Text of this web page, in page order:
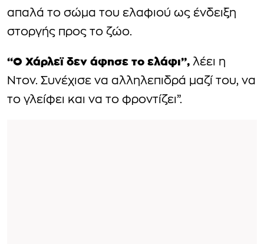
απαλά το σώμα του ελαφιού ως ένδειξη
στοργής προς το ζώο.
“Ο Χάρλεϊ δεν άφησε το ελάφι”, λέει η
Ντον. Συνέχισε να αλληλεπιδρά μαζί του, να
το γλείφει και να το φροντίζει”.